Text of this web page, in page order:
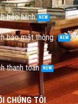
bảo hành
bảo mật thông
thanh toán
CHÚNG TÔI